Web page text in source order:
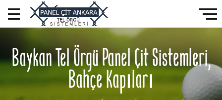
Baykan Tel Örgü Panel Çit Sistemleri,
Bahçe Kapıları